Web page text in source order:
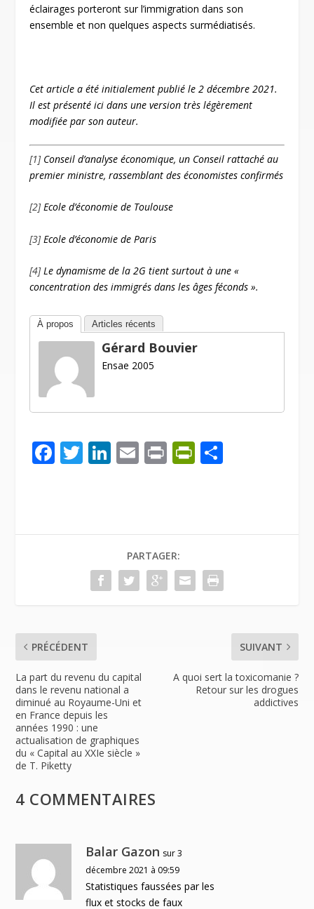
éclairages porteront sur l’immigration dans son
ensemble et non quelques aspects surmédiatisés.
Cet article a été initialement publié le 2 décembre 2021.
Il est présenté ici dans une version très légèrement
modifiée par son auteur.
[1]Conseil d’analyse économique, un Conseil rattaché au
premier ministre, rassemblant des économistes confirmés
[2]Ecole d’économie de Toulouse
[3]Ecole d’économie de Paris
[4]Le dynamisme de la 2G tient surtout à une «
concentration des immigrés dans les âges féconds ».
À propos Articles récents
Gérard Bouvier
Ensae 2005
F
o
T Li
dI
n
E Pr Pr
e
n
dl
er
PARTAGER:
PRÉCÉDENT
La part du revenu du capital
dans le revenu national a
diminué au Royaume-Uni et
en France depuis les
années 1990 : une
actualisation de graphiques
du « Capital au XXIe siècle »
de T. Piketty
SUIVANT
A quoi sert la toxicomanie ?
Retour sur les drogues
addictives
4 COMMENTAIRES
Balar Gazon sur 3
décembre 2021 à 09:59
Statistiques faussées par les
flux et stocks de faux